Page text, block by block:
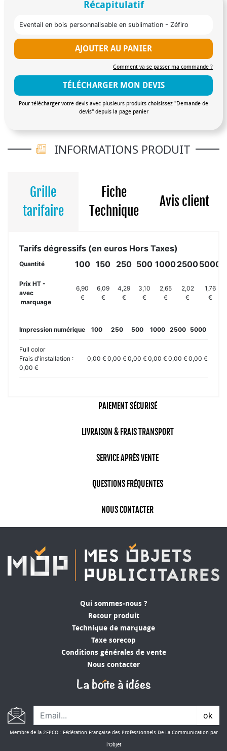
Récapitulatif
Eventail en bois personnalisable en sublimation - Zéfiro
AJOUTER AU PANIER
Comment va se passer ma commande ?
TÉLÉCHARGER MON DEVIS
Pour télécharger votre devis avec plusieurs produits choisissez "Demande de
devis" depuis la page panier
INFORMATIONS PRODUIT
Grille
tarifaire
Fiche
Technique
Avis client
Tarifs dégressifs (en euros Hors Taxes)
Quantité 100 150 250 500 100025005000
Prix HT -
avec
marquage
6,90
€
6,09
€
4,29
€
3,10
€
2,65
€
2,02
€
1,76
€
Impression numérique 100 250 500 1000 2500 5000
Full color
Frais d'installation :
0,00 €
0,00 € 0,00 € 0,00 € 0,00 € 0,00 € 0,00 €
PAIEMENT SÉCURISÉ
LIVRAISON & FRAIS TRANSPORT
SERVICE APRÈS VENTE
QUESTIONS FRÉQUENTES
NOUS CONTACTER
Qui sommes-nous ?
Retour produit
Technique de marquage
Taxe sorecop
Conditions générales de vente
Nous contacter
ok
Membre de la 2FPCO : Fédération Française des Professionnels De La Communication par
l'Objet